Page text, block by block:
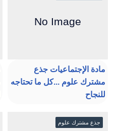
مادة الإجتماعيات جذع
مشترك علوم ...كل ما تحتاجه
للنجاح
جذع مشترك علوم